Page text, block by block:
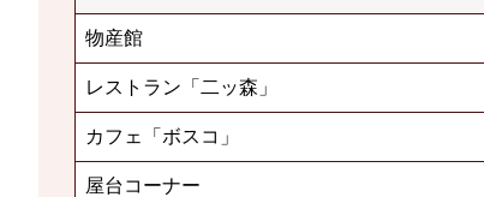
物産館
レストラン「二ッ森」
カフェ「ボスコ」
屋台コーナー